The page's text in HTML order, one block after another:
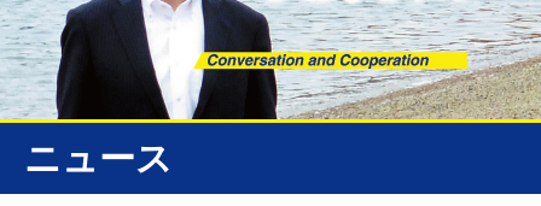
ニュース
ニュース/トピックス
ニュース